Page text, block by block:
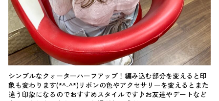
シンプルなクォーターハーフアップ！編み込む部分を変えると印
象も変わります(*^-^*)リボンの色やアクセサリーを変えるとまた
違う印象になるのでおすすめスタイルです♪お友達やデートなど